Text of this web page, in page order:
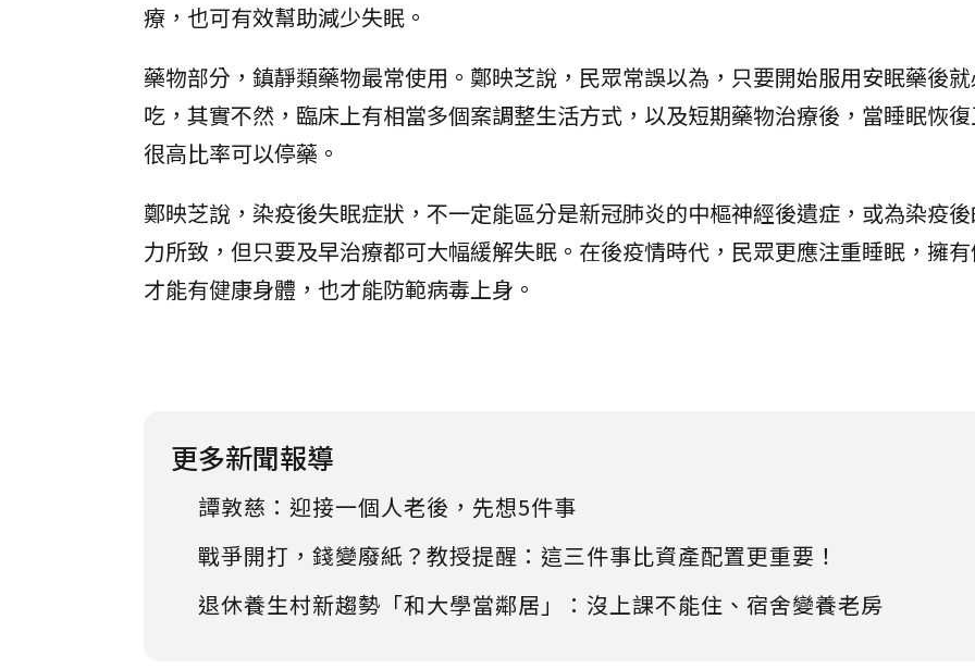
療，也可有效幫助減少失眠。
藥物部分，鎮靜類藥物最常使用。鄭映芝說，民眾常誤以為，只要開始服用安眠藥後
吃，其實不然，臨床上有相當多個案調整生活方式，以及短期藥物治療後，當睡眠恢
很高比率可以停藥。
鄭映芝說，染疫後失眠症狀，不一定能區分是新冠肺炎的中樞神經後遺症，或為染疫
力所致，但只要及早治療都可大幅緩解失眠。在後疫情時代，民眾更應注重睡眠，擁
才能有健康身體，也才能防範病毒上身。
更多新聞報導
譚敦慈：迎接一個人老後，先想5件事
戰爭開打，錢變廢紙？教授提醒：這三件事比資產配置更重要！
退休養生村新趨勢「和大學當鄰居」：沒上課不能住、宿舍變養老房